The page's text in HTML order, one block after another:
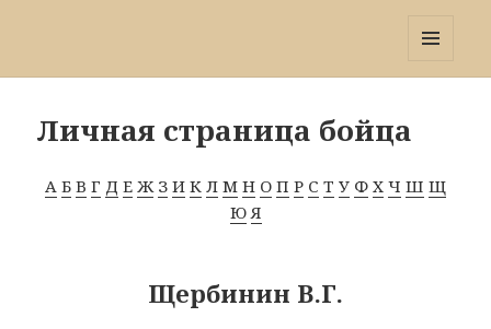
Личная страница бойца
А Б В Г Д Е Ж З И К Л М Н О П Р С Т У Ф Х Ч Ш Щ
Ю Я
Щербинин В.Г.